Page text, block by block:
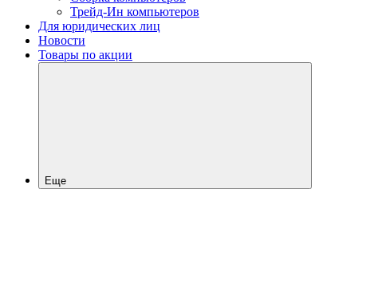
Трейд-Ин компьютеров
Для юридических лиц
Новости
Товары по акции
Еще